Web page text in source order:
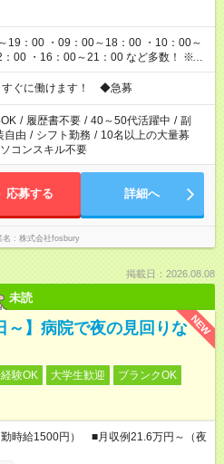
19：00 ・09：00～18：00 ・10：00～
：00～21：00 など多数！ ※お
なります
すぐに働けます！ ◆急募
/ 履歴書不要 / 40～50代活躍中 / 副
自由 / シフト勤務 / 10名以上の大量募
コンスキル不要
応募する 詳細へ
名 株式会社fosbury
掲載日：2026.08.08
未読
NEW
～】病院で夜の見回りな
験OK 大学生歓迎
ブランクOK
勤時給1500円） ■月収例21.6万円～（夜